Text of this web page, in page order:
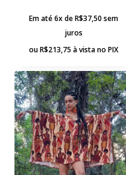
Em até 6x deR$37,50 sem
juros
ouR$213,75 à vista no PIX